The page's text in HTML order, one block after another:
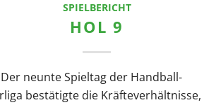
SPIELBERICHT
HOL 9
neunte Spieltag der Handball-
bestätigte die Kräfteverhältnisse,